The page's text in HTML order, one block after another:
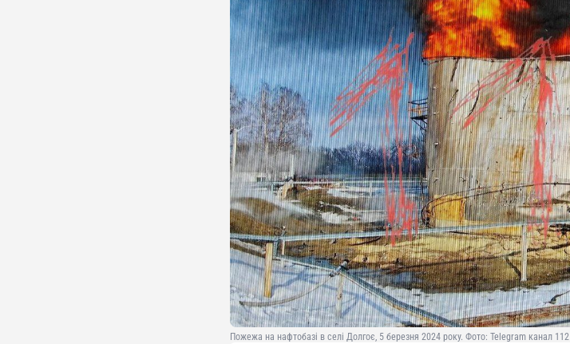
Пожежа на нафтобазі в селі Долгоє, 5 березня 2024 року. Фото: Telegram канал 112